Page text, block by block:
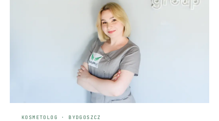
KOSMETOLOG · BYDGOSZCZ